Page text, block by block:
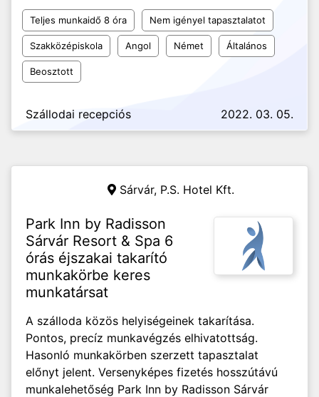
Teljes munkaidő 8 óra Nem igényel tapasztalatot
Szakközépiskola Angol Német Általános
Beosztott
Szállodai recepciós 2022. 03. 05.
Sárvár, P.S. Hotel Kft.
Park Inn by Radisson
Sárvár Resort & Spa 6
órás éjszakai takarító
munkakörbe keres
munkatársat
A szálloda közös helyiségeinek takarítása.
Pontos, precíz munkavégzés elhivatottság.
Hasonló munkakörben szerzett tapasztalat
előnyt jelent. Versenyképes fizetés hosszútávú
munkalehetőség Park Inn by Radisson Sárvár